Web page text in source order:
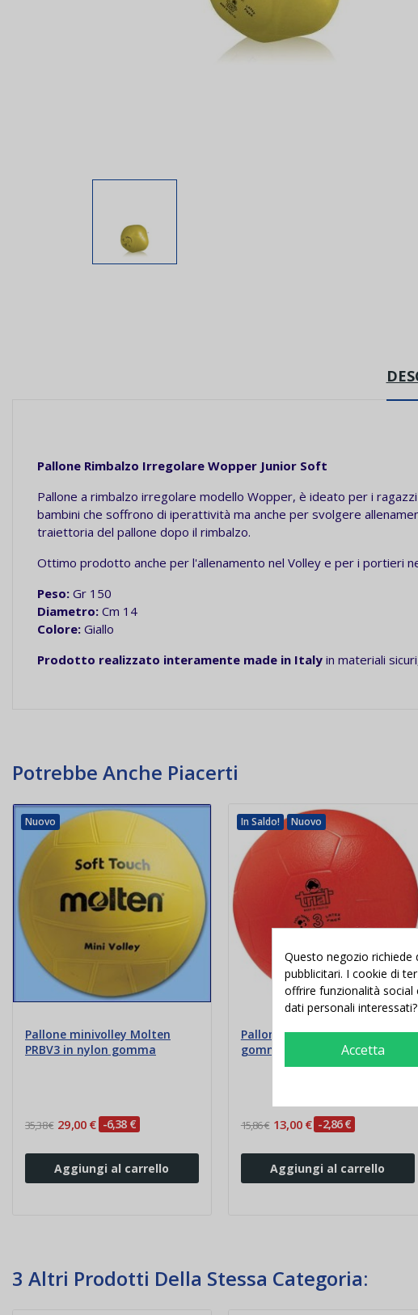
Pallone Rimbalzo Irregolare Wopper Junior Soft
Pallone a rimbalzo irregolare modello Wopper, è ideato per i
bambini che soffrono di iperattività ma anche per svolgere
traiettoria del pallone dopo il rimbalzo.
Ottimo prodotto anche per l'allenamento nel Volley e per i portieri
Peso: Gr 150
Diametro: Cm 14
Colore: Giallo
Prodotto realizzato interamente made in Italy in materiali
Potrebbe Anche Piacerti
Nuovo
Pallone minivolley Molten
PRBV3 in nylon gomma
35,38 € 29,00 € -6,38 €
Aggiungi al carrello
In Saldo! Nuovo
Pallone Minicalcio TRIAL in
gomma antitrauma
15,86 € 13,00 € -2,86 €
Aggiungi al carrello
3 Altri Prodotti Della Stessa Categoria:
Questo negozio richiede
pubblicitari. I cookie di
offrire funzionalità social
dati personali interessati?
Accetta